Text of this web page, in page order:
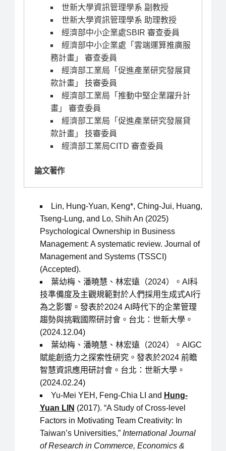
世新大學資訊管理學系 副教授
世新大學資訊管理學系 助理教授
經濟部中小企業處SBIR 審查委員
經濟部中小企業處「雲端運算推廣服
務計畫」 審查委員
經濟部工業局「促進產業研究發展貸
款計畫」 技審委員
經濟部工業局「推動中堅企業躍升計
畫」 審查委員
經濟部工業局「促進產業研究發展貸
款計畫」 技審委員
經濟部工業局CITD 審查委員
論文著作
Lin, Hung-Yuan, Keng*, Ching-Jui, Huang,
Tseng-Lung, and Lo, Shih An (2025)
Psychological Ownership in Business
Management: A systematic review. Journal of
Management and Systems (TSSCI)
(Accepted).
葉幼梅、潘曉慧、林宏遠（2024）。AI科
技準備度及主觀規範對於人們採用生成式AI行
為之影響。發表於2024 AI時代下的企業管理
趨勢與挑戰國際研討會。台北：世新大學。
(2024.12.04)
葉幼梅、潘曉慧、林宏遠（2024）。AIGC
賦能創造力之探索性研究。發表於2024 前瞻
智慧資訊應用研討會。台北：世新大學。
(2024.02.24)
Yu-Mei YEH, Feng-Chia LI and Hung-
Yuan LIN (2017). “A Study of Cross-level
Factors in Motivating Team Creativity: In
Taiwan’s Universities,” International Journal
of Research in Commerce, Economics &